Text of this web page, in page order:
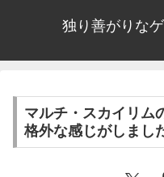
独り善がりな
マルチ・スカイリム
格外な感じがしまし